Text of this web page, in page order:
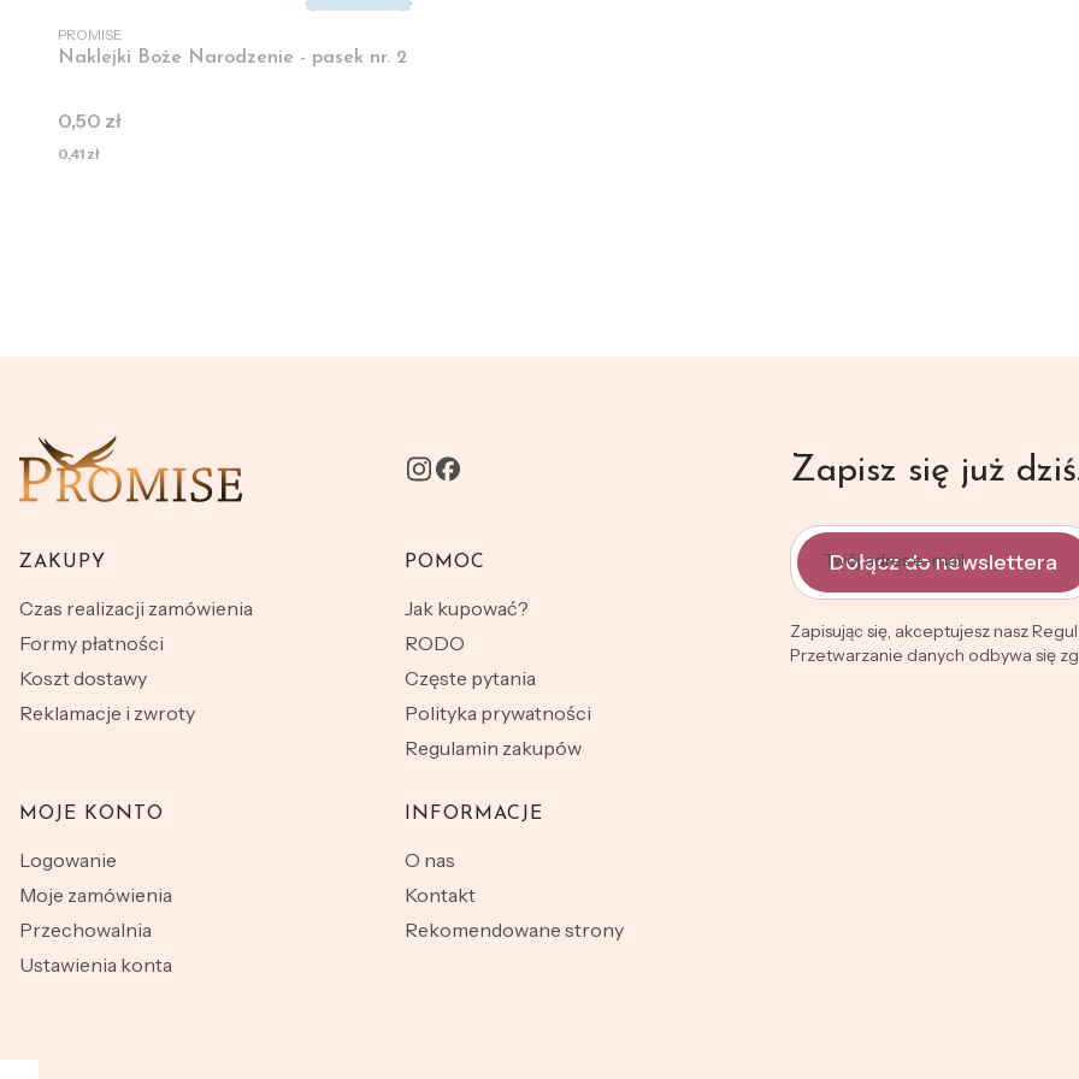
PRODUCENT
PROMISE
Naklejki Boże Narodzenie - pasek nr. 2
Cena
0,50 zł
Cena
0,41 zł
Linki w stopce
ZAKUPY
Czas realizacji zamówienia
Formy płatności
Koszt dostawy
Reklamacje i zwroty
POMOC
Jak kupować?
RODO
Częste pytania
Polityka prywatności
Regulamin zakupów
MOJE KONTO
Logowanie
Moje zamówienia
Przechowalnia
Ustawienia konta
INFORMACJE
O nas
Kontakt
Rekomendowane strony
Zapisz się już
Twój adres e-mail
Dołącz do newslettera
Zapisując się, akceptujesz nasz
Przetwarzanie danych odbywa się